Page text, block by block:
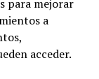
para mejorar
a
acceder.